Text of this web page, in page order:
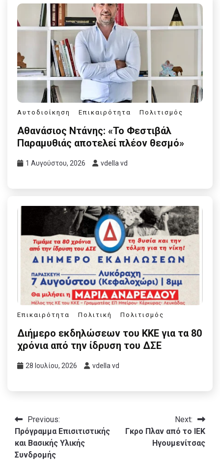
Αυτοδιοίκηση Επικαιρότητα Πολιτισμός
Αθανάσιος Ντάνης: «Το Φεστιβάλ
Παραμυθιάς αποτελεί πλέον θεσμό»
1 Αυγούστου, 2026 vdella vd
Επικαιρότητα Πολιτική Πολιτισμός
Διήμερο εκδηλώσεων του ΚΚΕ για τα 80
χρόνια από την ίδρυση του ΔΣΕ
28 Ιουλίου, 2026 vdella vd
Πλοήγηση
άρθρων
Previous:
Πρόγραμμα Επισιτιστικής
και Βασικής Υλικής
Συνδρομής
Next:
Γκρο Πλαν από το ΙΕΚ
Ηγουμενίτσας